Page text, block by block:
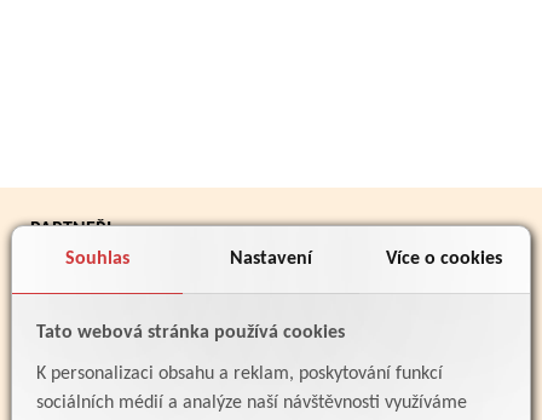
Souhlas Nastavení Více o cookies
Tato webová stránka používá cookies
K personalizaci obsahu a reklam, poskytování funkcí
sociálních médií a analýze naší návštěvnosti využíváme
PARTNEŘI